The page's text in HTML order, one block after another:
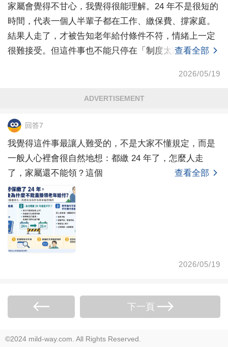
家屬會覺得不甘心，我覺得很能理解。24 年不是很短的
時間，代表一個人半輩子都在工作、繳保費、撐家庭。
結果人走了，才被告知老年給付條件不符，情緒上一定
很難接受。但這件事也不能只停在「制度太冷血」這一
查看全部
2026/05/19
ADVERTISEMENT
回答7
我覺得這件事最讓人難受的，不是大家不懂規定，而是
一般人心裡會很自然地想：都繳 24 年了，怎麼人走
了，家屬還不能領？這個
查看全部
2026/05/19
下一頁
©2024 mild-way.com. All Rights Reserved.